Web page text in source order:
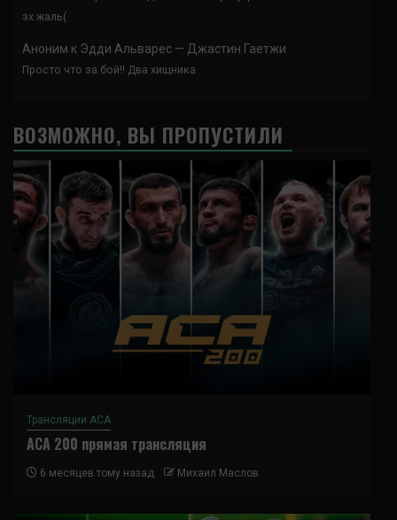
эх жаль(
Аноним к Эдди Альварес — Джастин Гаетжи
Просто что за бой!! Два хищника
ВОЗМОЖНО, ВЫ ПРОПУСТИЛИ
Трансляции ACA
ACA 200 прямая трансляция
6 месяцев тому назад Михаил Маслов